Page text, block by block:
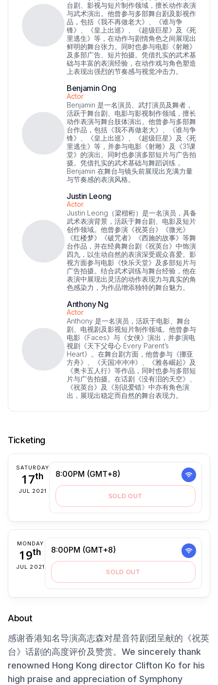
台剧、影视与短片制作领域，擅长动作表演
与武术演出。他曾参与多部舞台剧及影视作
品，包括《我不再做老大》、《谁与争
锋》、《皇上出巡》、《超级巨星》及《死
里逃生》等，在动作与剧情角色之间展现出
鲜明的舞台张力。同时也参与电影《射雕》
及多部广告、短片拍摄。凭借扎实的武术基
础与丰富的表演经验，在动作戏与角色塑造
上表现出强烈的节奏感与视觉冲击力。
Benjamin Ong
Actor
Benjamin 是一名演员、武打演员及舞者，
活跃于舞台剧、电影与影视制作领域，擅长
动作表演与舞台肢体演出。他曾参与多部舞
台作品，包括《我不再做老大》、《谁与争
锋》、《皇上出巡》、《超级巨星》及《死
里逃生》等，并参与电影《射雕》及《31课
堂》的演出。同时也参演多部短片与广告拍
摄。凭借扎实的武术基础与舞蹈训练，
Benjamin 在舞台与镜头前展现出充满力量
与节奏感的表演风格。
Justin Leong
Actor
Justin Leong（梁楷桁）是一名演员，具备
武术表演背景，活跃于舞台剧、电影及短片
创作领域。他曾参演《祝英台》《微光》
《红楼梦》《破咒者》《西施的故事》等舞
台作品，并在经典舞台剧《祝英台》中饰演
四九，以生动自然的表演深受观众喜爱。影
视方面参与电影《快乐天堂》及多部短片与
广告拍摄。结合武术训练与舞台经验，他在
表演中展现出灵活的动作表现力与真实的角
色感染力，为作品增添独特的舞台魅力。
Anthony Ng
Actor
Anthony 是一名演员，活跃于电影、舞台
剧、电视剧及影视短片制作领域。他曾参与
电影《Faces》与《女侠》演出，并参演电
视剧《天下父母心 Every Parent’s
Heart》。在舞台剧方面，他曾参与《挪亚
方舟》、《天国冲冲冲》、《雅各崛起》及
《奥卡五人行》等作品，同时也参与多部短
片与广告拍摄。在话剧《没有泪的天空》、
《祝英台》及《别说爱错》中亦有角色演
出，展现出稳定而自然的舞台表现力。
Ticketing
SATURDAY
17th
JUL 2021
8:00PM (GMT+8)
SOLD OUT
MONDAY
19th
JUL 2021
8:00PM (GMT+8)
SOLD OUT
About
感谢香港知名导演高志森对星音符剧团呈献的《祝英
台》话剧的高度评价及赞赏。We sincerely thank
renowned Hong Kong director Clifton Ko for his
high praise and appreciation of Symphony